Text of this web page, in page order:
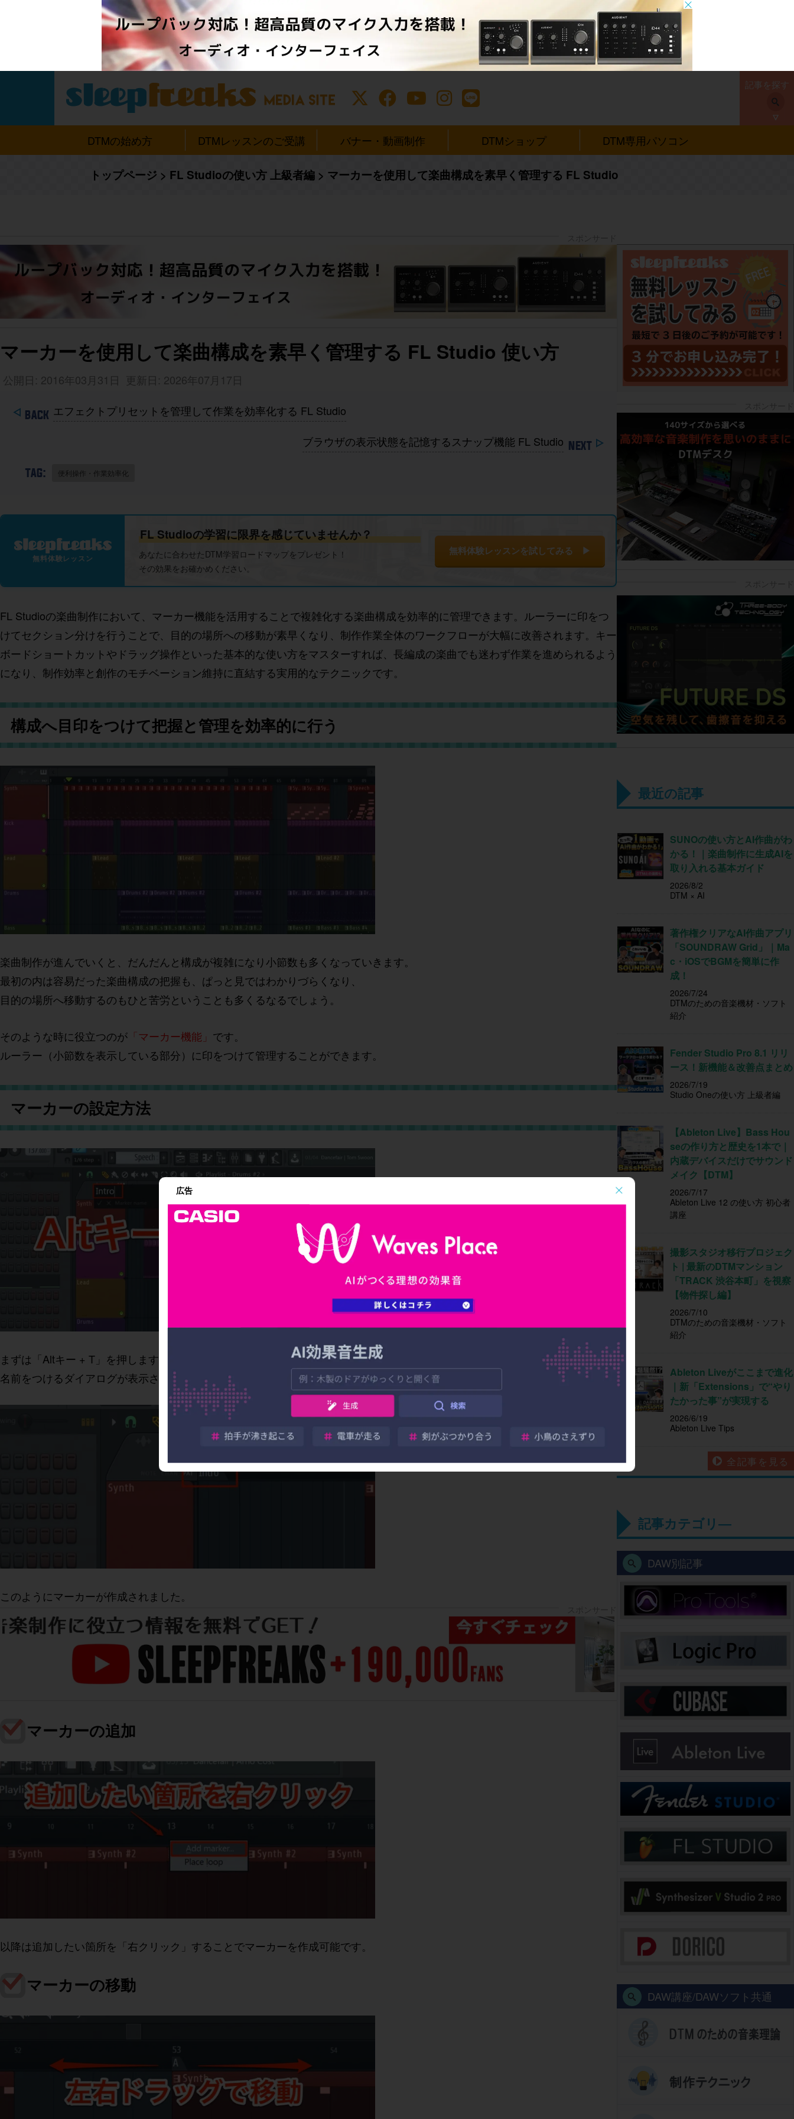
広告
DTMの始め方 DTMレッスンのご受講 バナー・動画制作 DTMショップ DTM専用パソコン
記事を探す
トップページ > FL Studioの使い方 上級者編 > マーカーを使用して楽曲構成を素早く管理する FL Studio
マーカーを使用して楽曲構成を素早く管理する FL Studio 使い方
公開日: 2016年03月31日
更新日: 2026年07月17日
エフェクトプリセットを管理して作業を効率化する FL Studio
ブラウザの表示状態を記憶するスナップ機能 FL Studio
TAG: 便利操作・作業効率化
無料体験レッスン
FL Studioの学習に限界を感じていませんか？
あなたに合わせたDTM学習ロードマップをプレゼント！
その効果をお確かめください。
無料体験レッスンを試してみる ▶
FL Studioの楽曲制作において、マーカー機能を活用することで複雑化する楽曲構成を効率的に管理できます。ルーラーに印をつ
けてセクション分けを行うことで、目的の場所への移動が素早くなり、制作作業全体のワークフローが大幅に改善されます。キー
ボードショートカットやドラッグ操作といった基本的な使い方をマスターすれば、長編成の楽曲でも迷わず作業を進められるよう
になり、制作効率と創作のモチベーション維持に直結する実用的なテクニックです。
構成へ目印をつけて把握と管理を効率的に行う
楽曲制作が進んでいくと、だんだんと構成が複雑になり小節数も多くなっていきます。
最初の内は容易だった楽曲構成の把握も、ぱっと見ではわかりづらくなり、
目的の場所へ移動するのもひと苦労ということも多くるなるでしょう。
そのような時に役立つのが 「マーカー機能」 です。
ルーラー（小節数を表示している部分）に印をつけて管理することができます。
マーカーの設定方法
まずは「Altキー + T」を押します。
名前をつけるダイアログが表示されますので、任意の名前をつけます。
このようにマーカーが作成されました。
マーカーの追加
以降は追加したい箇所を「右クリック」することでマーカーを作成可能です。
マーカーの移動
最近の記事
SUNOの使い方とAI作曲がわ
かる！｜楽曲制作に生成AIを
取り入れる基本ガイド
2026/8/2
DTM × AI
著作権クリアなAI作曲アプリ
「SOUNDRAW Grid」｜Ma
c・iOSでBGMを簡単に作
成！
2026/7/24
DTMのための音楽機材・ソフト
紹介
Fender Studio Pro 8.1 リリ
ース！新機能＆改善点まとめ
2026/7/19
Studio Oneの使い方 上級者編
【Ableton Live】Bass Hou
seの作り方と歴史を1本で｜
内蔵デバイスだけでサウンド
メイク【DTM】
2026/7/17
Ableton Live 12 の使い方 初心者
講座
撮影スタジオ移行プロジェク
ト | 最新のDTMマンション
「TRACK 渋谷本町」を視察
【物件探し編】
2026/7/10
DTMのための音楽機材・ソフト
紹介
Ableton Liveがここまで進化
｜新「Extensions」で“やり
たかった事”が実現する
2026/6/19
Ableton Live Tips
全記事を見る
記事カテゴリ―
DAW別記事
DAW講座/DAWソフト共通